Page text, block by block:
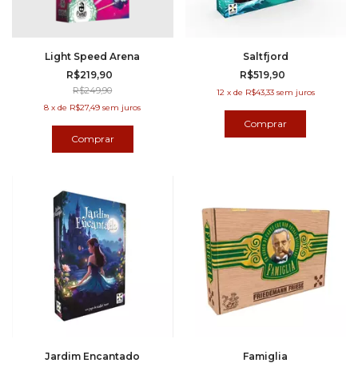
Light Speed Arena
R$219,90
R$249,90
8 xde R$27,49 sem juros
Saltfjord
R$519,90
12 x de R$43,33 sem juros
Jardim Encantado Famiglia